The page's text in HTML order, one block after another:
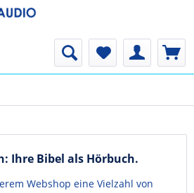
Ihre Bibel als Hörbuch.
Webshop eine Vielzahl von